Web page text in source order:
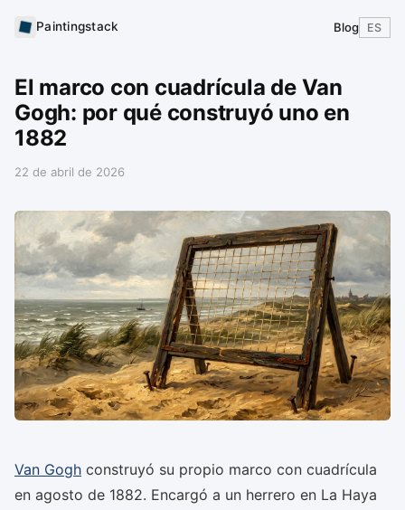
Paintingstack Blog ES
El marco con cuadrícula de Van
Gogh: por qué construyó uno en
1882
22 de abril de 2026
Van Gogh construyó su propio marco con cuadrícula
en agosto de 1882. Encargó a un herrero en La Haya